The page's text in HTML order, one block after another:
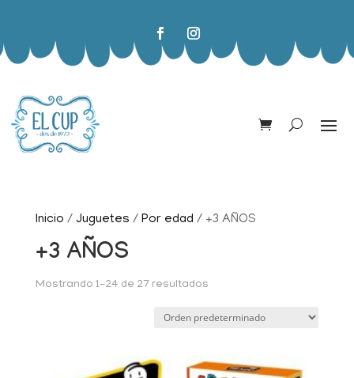
Inicio / Juguetes / Por edad / +3 AÑOS
+3 AÑOS
Mostrando 1–24 de 27 resultados